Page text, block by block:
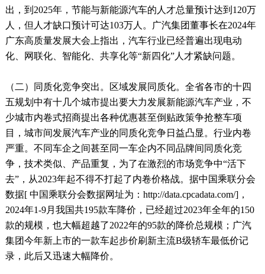
出，到2025年，节能与新能源汽车的人才总量预计达到120万
人，但人才缺口预计可达103万人。广汽集团董事长在2024年
广东高质量发展大会上指出，汽车行业已经普遍出现电动
化、网联化、智能化、共享化等“新四化”人才紧缺问题。
（二）同质化竞争突出。区域发展同质化。全省各市的十四
五规划中有十几个城市提出要大力发展新能源汽车产业，不
少城市内卷式招商提出各种优惠甚至倒贴政策争抢整车项
目，城市间发展汽车产业的同质化竞争日益凸显。行业内卷
严重。不同车企之间甚至同一车企内不同品牌间同质化竞
争，技术类似、产品重复，为了在激烈的市场竞争中“活下
去”，从2023年起不得不打起了内卷价格战。据中国乘联分会
数据[ 中国乘联分会数据网址为：http://data.cpcadata.com/]，
2024年1-9月我国共195款车降价，已经超过2023年全年的150
款的规模，也大幅超越了2022年的95款的降价总规模；广汽
集团今年新上市的一款车起步价刷新主流B级轿车最低价记
录，此后又迅速大幅降价。